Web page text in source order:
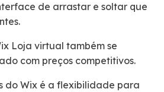
de arrastar e soltar que
Loja virtual também se
com preços competitivos.
do Wix é a flexibilidade para